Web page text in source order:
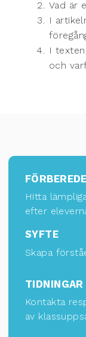
Vad är
I
I
och
Hitta
efter
SYFTE
Skapa
Kontakta
av